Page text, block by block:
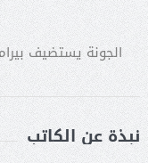
الجونة يستضيف
نبذة عن الكاتب